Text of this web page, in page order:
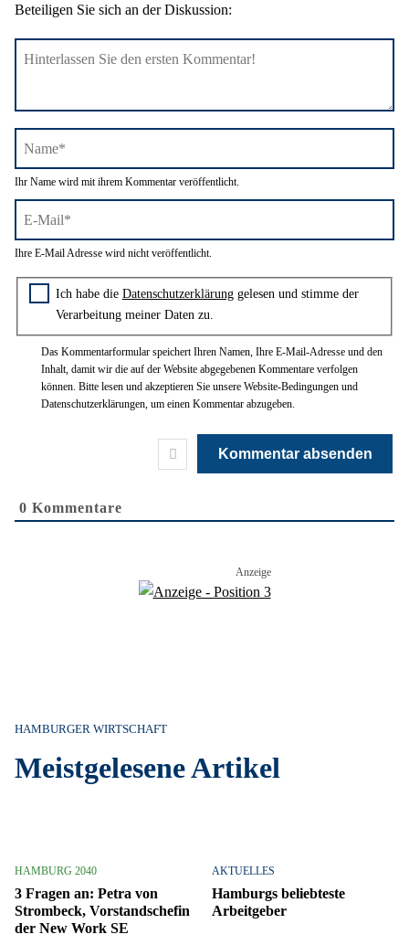
Beteiligen Sie sich an der Diskussion:
Name*
Ihr Name wird mit ihrem Kommentar veröffentlicht.
E-
Mail*
Ihre E-Mail Adresse wird nicht veröffentlicht.
Zustimmung zur Datenschutzerklärung
Ich habe die Datenschutzerklärunggelesen und stimme der
Verarbeitung meiner Daten zu.
Das Kommentarformular speichert Ihren Namen, Ihre E-Mail-Adresse und den
Inhalt, damit wir die auf der Website abgegebenen Kommentare verfolgen
können. Bitte lesen und akzeptieren Sie unsere Website-Bedingungen und
Datenschutzerklärungen, um einen Kommentar abzugeben.
0 Kommentare
HAMBURGER WIRTSCHAFT
Meistgelesene Artikel
HAMBURG 2040
3 Fragen an: Petra von
Strombeck, Vorstandschefin
der New Work SE
AKTUELLES
Hamburgs beliebteste
Arbeitgeber